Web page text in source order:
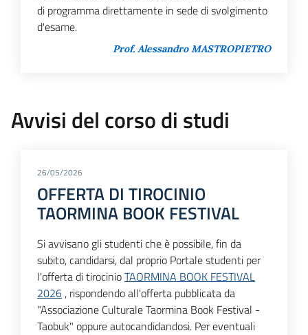
di programma direttamente in sede di svolgimento
d'esame.
Prof. Alessandro MASTROPIETRO
Avvisi del corso di studi
26/05/2026
OFFERTA DI TIROCINIO
TAORMINA BOOK FESTIVAL
Si avvisano gli studenti che è possibile, fin da
subito, candidarsi, dal proprio Portale studenti per
l'offerta di tirocinioTAORMINA BOOK FESTIVAL
2026, rispondendo all'offerta pubblicata da
"Associazione Culturale Taormina Book Festival -
Taobuk" oppure autocandidandosi. Per eventuali